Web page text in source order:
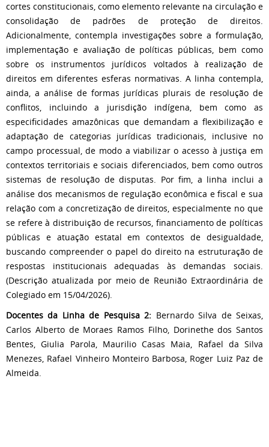
cortes constitucionais, como elemento relevante na circulação e
consolidação de padrões de proteção de direitos.
Adicionalmente, contempla investigações sobre a formulação,
implementação e avaliação de políticas públicas, bem como
sobre os instrumentos jurídicos voltados à realização de
direitos em diferentes esferas normativas. A linha contempla,
ainda, a análise de formas jurídicas plurais de resolução de
conflitos, incluindo a jurisdição indígena, bem como as
especificidades amazônicas que demandam a flexibilização e
adaptação de categorias jurídicas tradicionais, inclusive no
campo processual, de modo a viabilizar o acesso à justiça em
contextos territoriais e sociais diferenciados, bem como outros
sistemas de resolução de disputas. Por fim, a linha inclui a
análise dos mecanismos de regulação econômica e fiscal e sua
relação com a concretização de direitos, especialmente no que
se refere à distribuição de recursos, financiamento de políticas
públicas e atuação estatal em contextos de desigualdade,
buscando compreender o papel do direito na estruturação de
respostas institucionais adequadas às demandas sociais.
(Descrição atualizada por meio de Reunião Extraordinária de
Colegiado em 15/04/2026).
Docentes da Linha de Pesquisa 2: Bernardo Silva de Seixas,
Carlos Alberto de Moraes Ramos Filho, Dorinethe dos Santos
Bentes, Giulia Parola, Maurilio Casas Maia, Rafael da Silva
Menezes, Rafael Vinheiro Monteiro Barbosa, Roger Luiz Paz de
Almeida.